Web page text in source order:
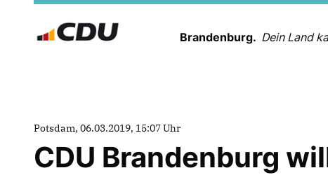
Brandenburg. Dein Land
Potsdam, 06.03.2019, 15:07 Uhr
CDU Brandenburg